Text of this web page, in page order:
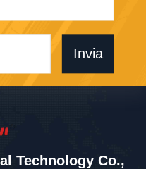
Invia
Technology Co.,